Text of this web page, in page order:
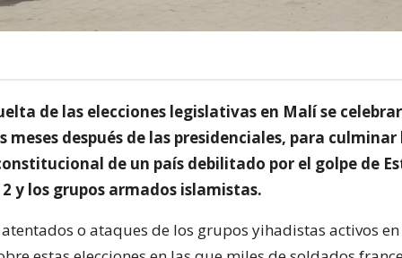
de las elecciones legislativas en Malí se
meses después de las presidenciales, para
de un país debilitado por el golpe de
y los grupos armados islamistas.
o ataques de los grupos yihadistas activos